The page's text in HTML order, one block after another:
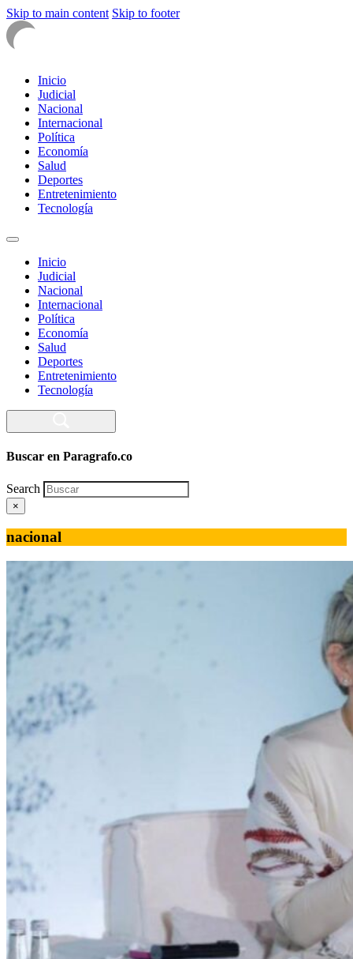
Skip to main content Skip to footer
Inicio
Judicial
Nacional
Internacional
Política
Economía
Salud
Deportes
Entretenimiento
Tecnología
Inicio
Judicial
Nacional
Internacional
Política
Economía
Salud
Deportes
Entretenimiento
Tecnología
Buscar en Paragrafo.co
Search
×
nacional